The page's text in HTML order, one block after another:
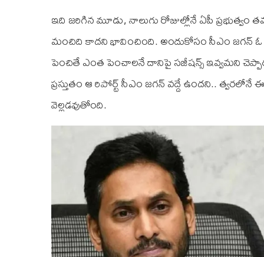
ఇది జరిగిన మూడు, నాలుగు రోజుల్లోనే ఏపీ ప్రభుత్వం
మంచిది కాదని భావించింది. అందుకోసం సీఎం జగన్
పెంచితే ఎంత పెంచాలనే దానిపై సజీషన్స్ ఇవ్వమని
ప్రస్తుతం ఆ రిపోర్ట్ సీఎం జగన్ వద్దే ఉందని..
వెల్లడవుతోంది.